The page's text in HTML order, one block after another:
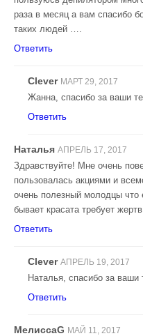
раза в месяц а вам спасибо
таких людей ….
Ответить
Clever МАРТ 29, 2017
Жанна, спасибо за ваши
Ответить
Наталья АПРЕЛЬ 17, 2017
Здравствуйте! Мне очень
пользовалась акциями и
очень полезный молодцы что
бывает красата требует жертв
Ответить
Clever АПРЕЛЬ 19, 2017
Наталья, спасибо за ваши
Ответить
МелиссаG МАЙ 11, 2017